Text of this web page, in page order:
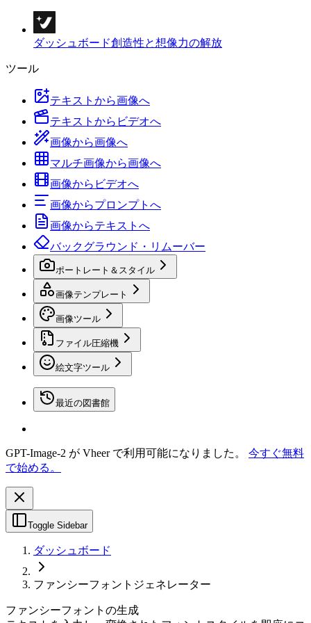
ダッシュボード創造性と想像力の解放
ツール
テキストから画像へ
テキストからビデオへ
画像から画像へ
マルチ画像から画像へ
画像からビデオへ
画像からプロンプトへ
画像からテキストへ
バックグラウンド・リムーバー
ポートレート＆スタイル
画像テンプレート
画像ツール
ファイル圧縮機
絵文字ツール
最近の図書館
GPT-Image-2 が Vheer で利用可能になりました。
今すぐ無料
で始める。
Toggle Sidebar
ダッシュボード
ファンシーフォントジェネレーター
ファンシーフォントの生成